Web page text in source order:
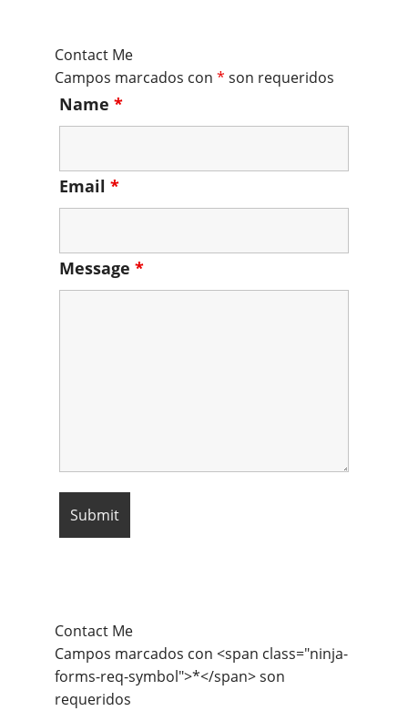
Contact Me
Campos marcados con * son requeridos
Name *
Email *
Message *
Contact Me
Campos marcados con <span class="ninja-
forms-req-symbol">*</span> son
requeridos